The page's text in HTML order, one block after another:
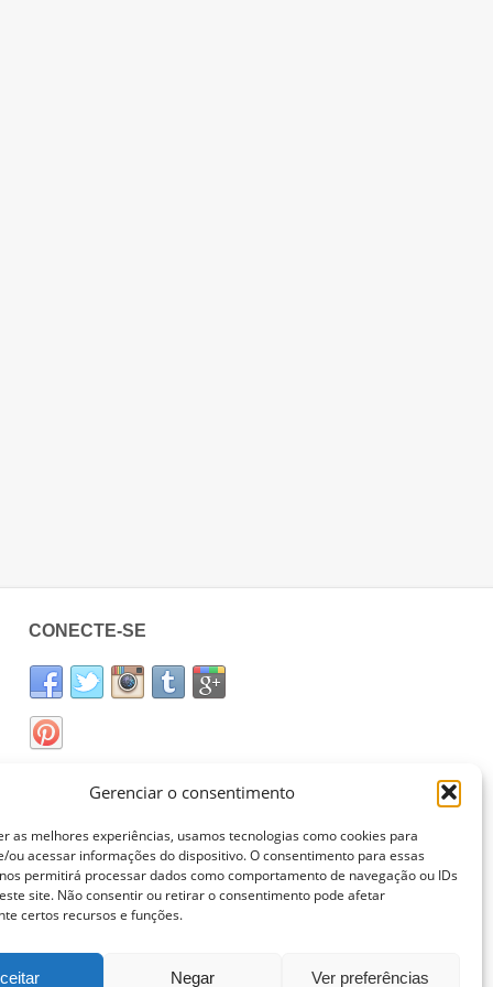
Gerenciar o consentimento
as melhores experiências, usamos tecnologias como cookies para
ou acessar informações do dispositivo. O consentimento para essas
permitirá processar dados como comportamento de navegação ou IDs
site. Não consentir ou retirar o consentimento pode afetar
certos recursos e funções.
Negar Ver preferências
CONECTE-SE